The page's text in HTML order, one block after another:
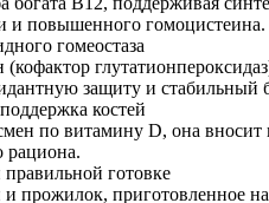
и повышенного гомоцистеина.
гомеостаза
(кофактор
защиту и стабильный
костей
по витамину D, она
рациона.
готовке
прожилок, приготовленное на